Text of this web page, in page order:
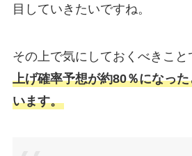
目していきたいですね。
その上で気にしておくべきこと
上げ確率予想が約80％になっ
います。